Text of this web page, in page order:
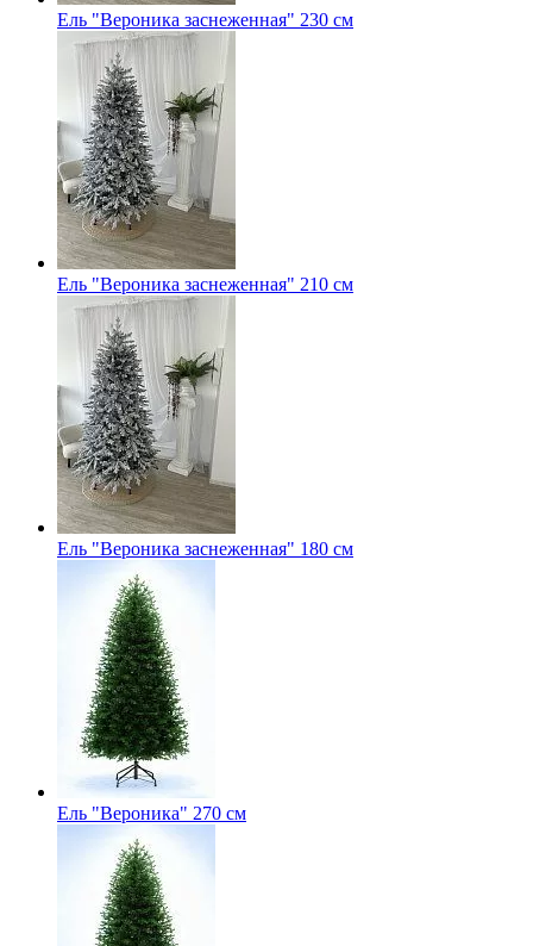
Ель "Вероника заснеженная" 230 см
Ель "Вероника заснеженная" 210 см
Ель "Вероника заснеженная" 180 см
Ель "Вероника" 270 см